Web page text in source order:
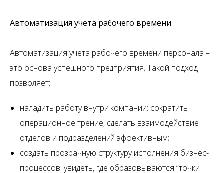
Автоматизация учета рабочего времени
Автоматизация учета рабочего времени персонала –
это основа успешного предприятия. Такой подход
позволяет:
наладить работу внутри компании: сократить
операционное трение, сделать взаимодействие
отделов и подразделений эффективным;
создать прозрачную структуру исполнения бизнес-
процессов: увидеть, где образовываются “точки